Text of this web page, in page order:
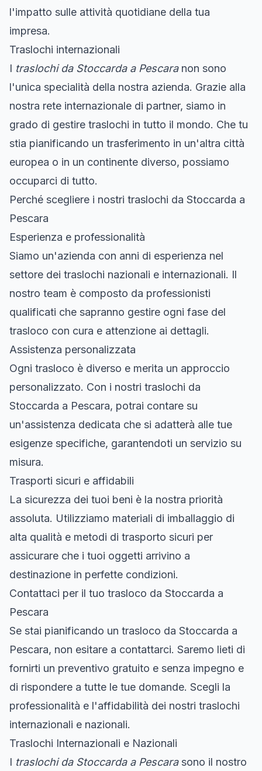
l'impatto sulle attività quotidiane della tua
impresa.
Traslochi internazionali
I traslochi da Stoccarda a Pescaranon sono
l'unica specialità della nostra azienda. Grazie alla
nostra rete internazionale di partner, siamo in
grado di gestire traslochi in tutto il mondo. Che tu
stia pianificando un trasferimento in un'altra città
europea o in un continente diverso, possiamo
occuparci di tutto.
Perché scegliere i nostri traslochi da Stoccarda a
Pescara
Esperienza e professionalità
Siamo un'azienda con anni di esperienza nel
settore dei traslochi nazionali e internazionali. Il
nostro team è composto da professionisti
qualificati che sapranno gestire ogni fase del
trasloco con cura e attenzione ai dettagli.
Assistenza personalizzata
Ogni trasloco è diverso e merita un approccio
personalizzato. Con i nostri traslochi da
Stoccarda a Pescara, potrai contare su
un'assistenza dedicata che si adatterà alle tue
esigenze specifiche, garantendoti un servizio su
misura.
Trasporti sicuri e affidabili
La sicurezza dei tuoi beni è la nostra priorità
assoluta. Utilizziamo materiali di imballaggio di
alta qualità e metodi di trasporto sicuri per
assicurare che i tuoi oggetti arrivino a
destinazione in perfette condizioni.
Contattaci per il tuo trasloco da Stoccarda a
Pescara
Se stai pianificando un trasloco da Stoccarda a
Pescara, non esitare a contattarci. Saremo lieti di
fornirti un preventivo gratuito e senza impegno e
di rispondere a tutte le tue domande. Scegli la
professionalità e l'affidabilità dei nostri traslochi
internazionali e nazionali.
Traslochi Internazionali e Nazionali
I traslochi da Stoccarda a Pescarasono il nostro